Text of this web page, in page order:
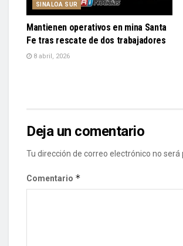
SINALOA SUR
Mantienen operativos en mina Santa
Fe tras rescate de dos trabajadores
8 abril, 2026
Deja un comentario
Tu dirección de correo electrónico no será
Comentario *